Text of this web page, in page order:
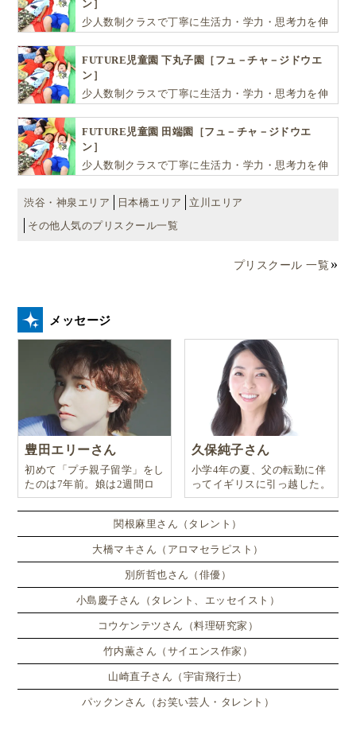
過去問はいつから？【1〜2か月前が目安｜早すぎ
NG】
英検5級合格に向けて親ができるサポート【教えない伴
走】
1）親も「英語に触れる姿勢」を見せる（苦手感を
2）親子で“軽く”受験するのもアリ（安心感で継続し
やすい）
み上がる）
よくある質問（FAQ）
Q. 小学生向けの英検5級問題集・ドリルはどう選
ぶ？
Q. 「英検5級 小学生 アプリ 無料」だけで受かりま
すか？
Q. 英検5級は独学で合格できますか？
Q. 合格したら次は4級？3級？
独学合格を狙える
「Brightly for Kids（ブライトリー）」の担任制で小学生
の英検5級＆4技能をスムーズに
ブライトリーの特長（担任制×英検対策×多読）
コースとサポート（目的別に選べる）
無料カウンセリング＆無料体験実施中！｜英検5級
の学習相談も受付中
関連記事｜小学生の英検＆4技能スタートに役立つ情報
ン］
少人数制クラスで丁寧に生活力・学力・思考力を伸
FUTURE児童園 下丸子園［フュ－チャ－ジドウエ
ン］
少人数制クラスで丁寧に生活力・学力・思考力を伸
FUTURE児童園 田端園［フュ－チャ－ジドウエ
ン］
少人数制クラスで丁寧に生活力・学力・思考力を伸
渋谷・神泉エリア
日本橋エリア
立川エリア
その他人気のプリスクール一覧
プリスクール 一覧
メッセージ
豊田エリーさん
初めて「プチ親子留学」をし
たのは7年前。娘は2週間ロ
ンドンのサマースクールに通
い、英語劇に挑戦したり、
久保純子さん
小学4年の夏、父の転勤に伴
ってイギリスに引っ越した。
関根麻里さん（タレント）
大橋マキさん（アロマセラピスト）
別所哲也さん（俳優）
小島慶子さん（タレント、エッセイスト）
コウケンテツさん（料理研究家）
竹内薫さん（サイエンス作家）
山崎直子さん（宇宙飛行士）
パックンさん（お笑い芸人・タレント）